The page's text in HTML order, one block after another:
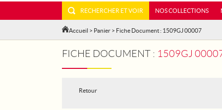
RECHERCHER ET VOIR NOS COLLECTIONS
Accueil > Panier > Fiche Document : 1509GJ 00007
FICHE DOCUMENT : 1509GJ 00007
Retour